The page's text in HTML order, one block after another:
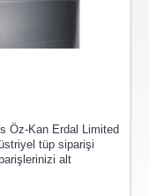
Öz-Kan Erdal Limited
tüp siparişi
alt